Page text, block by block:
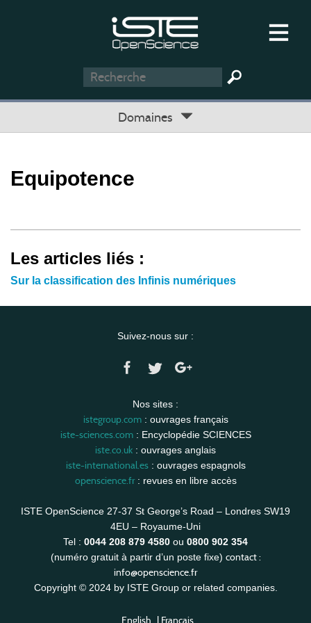
Domaines
Equipotence
Les articles liés :
Sur la classification des Infinis numériques
Suivez-nous sur :
Nos sites :
istegroup.com: ouvrages français
iste-sciences.com: Encyclopédie SCIENCES
iste.co.uk : ouvrages anglais
iste-international.es: ouvrages espagnols
openscience.fr: revues en libre accès
ISTE OpenScience 27-37 St George’s Road – Londres SW19
4EU – Royaume-Uni
Tel : 0044 208 879 4580 ou 0800 902 354
(numéro gratuit à partir d’un poste fixe) contact :
info@openscience.fr
Copyright © 2024 by ISTE Group or related companies.
English | Français